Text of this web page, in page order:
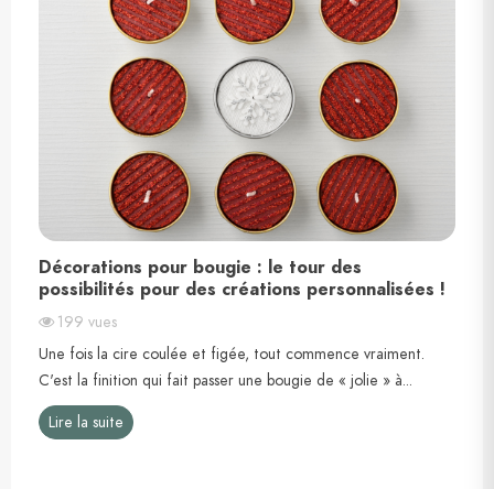
Décorations pour bougie : le tour des
possibilités pour des créations personnalisées !
199 vues
Une fois la cire coulée et figée, tout commence vraiment.
C'est la finition qui fait passer une bougie de « jolie » à...
Lire la suite